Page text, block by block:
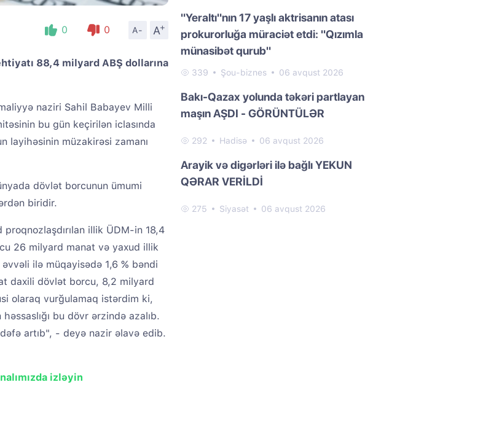
0 0 A- A
+
88,4 milyard ABŞ dollarına
naziri Sahil Babayev Milli
bu gün keçirilən iclasında
layihəsinin müzakirəsi zamanı
dövlət borcunun ümumi
biridir.
illik ÜDM-in 18,4
26 milyard manat və yaxud illik
ilə müqayisədə 1,6 % bəndi
daxili dövlət borcu, 8,2 milyard
olaraq vurğulamaq istərdim ki,
bu dövr ərzində azalıb.
artıb", - deyə nazir əlavə edib.
izləyin
"Yeraltı"nın 17 yaşlı aktrisanın atası
prokurorluğa müraciət etdi: "Qızımla
münasibət qurub"
339 Şou-biznes 06 avqust 2026
Bakı-Qazax yolunda təkəri partlayan
maşın AŞDI - GÖRÜNTÜLƏR
292 Hadisə 06 avqust 2026
Arayik və digərləri ilə bağlı YEKUN
QƏRAR VERİLDİ
275 Siyasət 06 avqust 2026